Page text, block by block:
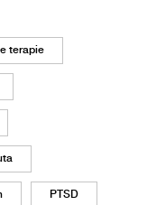
terapie
PTSD